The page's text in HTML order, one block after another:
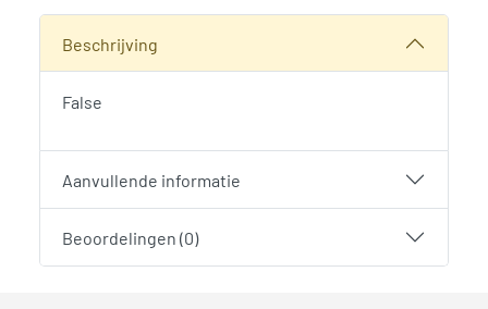
Beschrijving
False
Aanvullende informatie
Beoordelingen (0)